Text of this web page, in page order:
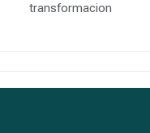
transformacion